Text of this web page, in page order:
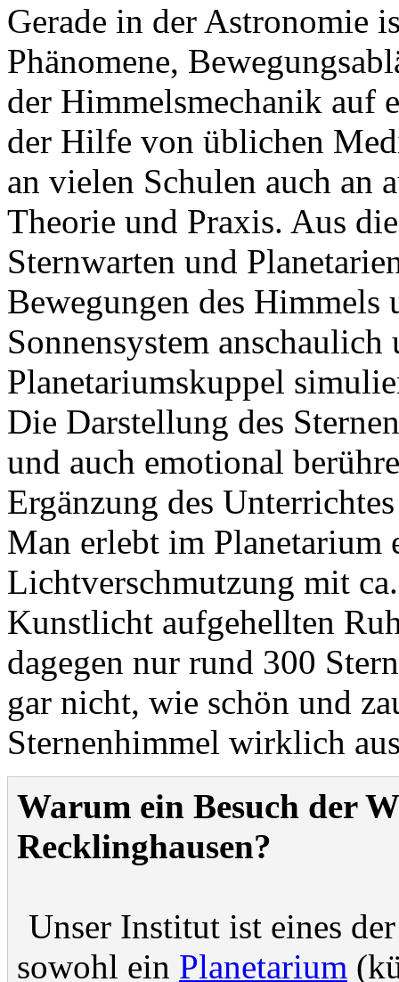
Gerade in der Astronomie
Phänomene,
der Himmelsmechanik auf
der Hilfe von üblichen
an vielen Schulen auch an
Theorie und Praxis. Aus
Sternwarten und
Bewegungen des
Sonnensystem
Planetariumskuppel
Die Darstellung des
und auch emotional
Ergänzung des
Man erlebt im Planetarium
Lichtverschmutzung mit
Kunstlicht aufgehellten
dagegen nur rund 300
gar nicht, wie schön und
Sternenhimmel wirklich
Warum ein Besuch der
Recklinghausen?
Unser Institut ist eines
sowohl ein Planetarium